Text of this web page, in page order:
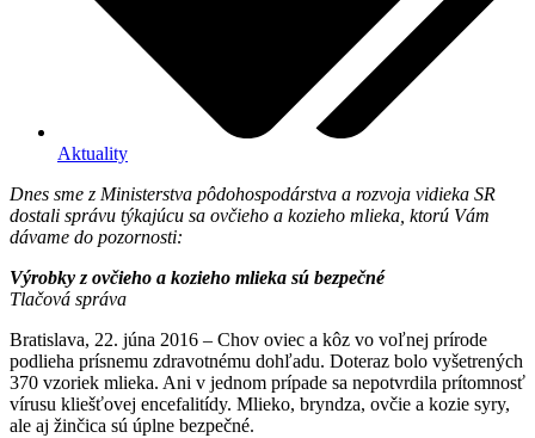
Aktuality
Dnes sme z Ministerstva pôdohospodárstva a rozvoja vidieka SR
dostali správu týkajúcu sa ovčieho a kozieho mlieka, ktorú Vám
dávame do pozornosti:
Výrobky z ovčieho a kozieho mlieka sú bezpečné
Tlačová správa
Bratislava, 22. júna 2016 – Chov oviec a kôz vo voľnej prírode
podlieha prísnemu zdravotnému dohľadu. Doteraz bolo vyšetrených
370 vzoriek mlieka. Ani v jednom prípade sa nepotvrdila prítomnosť
vírusu kliešťovej encefalitídy. Mlieko, bryndza, ovčie a kozie syry,
ale aj žinčica sú úplne bezpečné.